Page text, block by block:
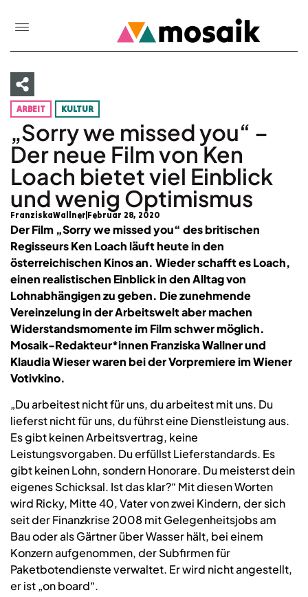
ARBEIT KULTUR
„Sorry we missed you“ –
Der neue Film von Ken
Loach bietet viel Einblick
und wenig Optimismus
FranziskaWallner Februar 28, 2020
Der Film „Sorry we missed you“ des britischen
Regisseurs Ken Loach läuft heute in den
österreichischen Kinos an. Wieder schafft es Loach,
einen realistischen Einblick in den Alltag von
Lohnabhängigen zu geben. Die zunehmende
Vereinzelung in der Arbeitswelt aber machen
Widerstandsmomente im Film schwer möglich.
Mosaik-Redakteur*innen Franziska Wallner und
Klaudia Wieser waren bei der Vorpremiere im Wiener
Votivkino.
„Du arbeitest nicht für uns, du arbeitest mit uns. Du
lieferst nicht für uns, du führst eine Dienstleistung aus.
Es gibt keinen Arbeitsvertrag, keine
Leistungsvorgaben. Du erfüllst Lieferstandards. Es
gibt keinen Lohn, sondern Honorare. Du meisterst dein
eigenes Schicksal. Ist das klar?“ Mit diesen Worten
wird Ricky, Mitte 40, Vater von zwei Kindern, der sich
seit der Finanzkrise 2008 mit Gelegenheitsjobs am
Bau oder als Gärtner über Wasser hält, bei einem
Konzern aufgenommen, der Subfirmen für
Paketbotendienste verwaltet. Er wird nicht angestellt,
er ist „on board“.